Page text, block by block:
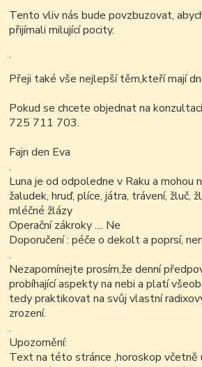
Tento vliv nás bude povzbuzovat,
přijímali milující pocity.
.
Přeji také vše nejlepší těm,kteří mají
Pokud se chcete objednat na
725 711 703.
Fajn den Eva
.
Luna je od odpoledne v Raku a mohou
žaludek, hruď, plíce, játra, trávení, žluč,
mléčné žlázy
Operační zákroky .... Ne
Doporučení : péče o dekolt a poprsí,
.
Nezapomínejte prosím,že denní
probíhající aspekty na nebi a platí
tedy praktikovat na svůj vlastní
zrození.
.
Upozornění:
Text na této stránce ,horoskop včetně